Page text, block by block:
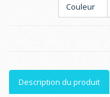
Couleur
Description du produit